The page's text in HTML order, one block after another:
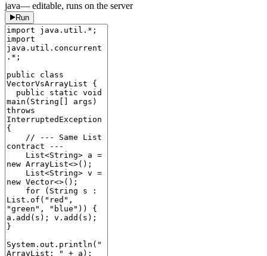
java— editable, runs on the server
Run